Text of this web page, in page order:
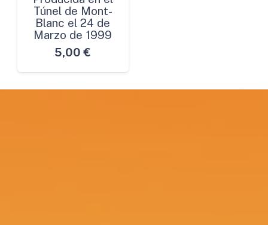
Túnel de Mont-
Blanc el 24 de
Marzo de 1999
5,00 €